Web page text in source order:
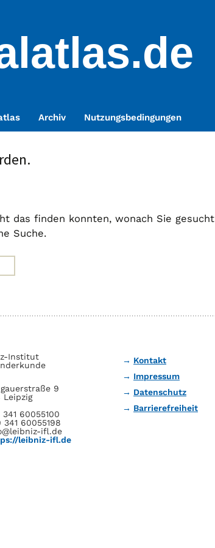
Archiv Nutzungsbedingungen
das finden konnten, wonach Sie gesucht
Suche.
Institut
9
Leipzig
341 60055100
341 60055198
ifl.de
leibniz-ifl.de
Kontakt
Impressum
Datenschutz
Barrierefreiheit